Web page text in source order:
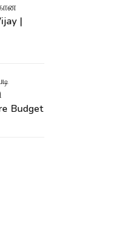
|
Budget